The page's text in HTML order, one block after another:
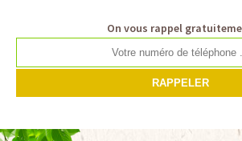
On vous rappel